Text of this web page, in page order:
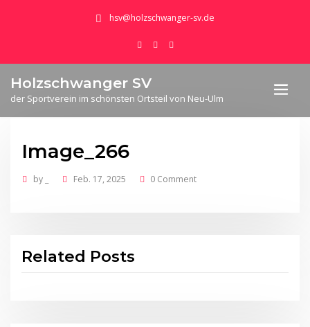
hsv@holzschwanger-sv.de
Holzschwanger SV
der Sportverein im schönsten Ortsteil von Neu-Ulm
Image_266
by Feb. 17, 2025 0 Comment
Related Posts